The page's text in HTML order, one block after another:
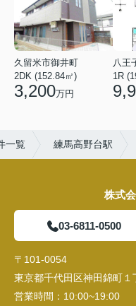
久留米市御井町
2DK (152.84㎡)
3,200万円
八王
1R
一覧 練馬高野台駅
株式
03-6811-0500
〒101-0054
東京都千代田区神田錦町
営業時間： 10:00~19:00